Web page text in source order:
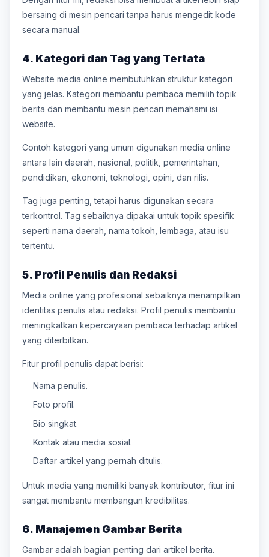
bersaing di mesin pencari tanpa harus mengedit kode
secara manual.
4. Kategori dan Tag yang Tertata
Website media online membutuhkan struktur kategori
yang jelas. Kategori membantu pembaca memilih topik
berita dan membantu mesin pencari memahami isi
website.
Contoh kategori yang umum digunakan media online
antara lain daerah, nasional, politik, pemerintahan,
pendidikan, ekonomi, teknologi, opini, dan rilis.
Tag juga penting, tetapi harus digunakan secara
terkontrol. Tag sebaiknya dipakai untuk topik spesifik
seperti nama daerah, nama tokoh, lembaga, atau isu
tertentu.
5. Profil Penulis dan Redaksi
Media online yang profesional sebaiknya menampilkan
identitas penulis atau redaksi. Profil penulis membantu
meningkatkan kepercayaan pembaca terhadap artikel
yang diterbitkan.
Fitur profil penulis dapat berisi:
Nama penulis.
Foto profil.
Bio singkat.
Kontak atau media sosial.
Daftar artikel yang pernah ditulis.
Untuk media yang memiliki banyak kontributor, fitur ini
sangat membantu membangun kredibilitas.
6. Manajemen Gambar Berita
Gambar adalah bagian penting dari artikel berita.